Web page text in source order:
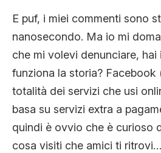
E puf, i miei commenti sono
nanosecondo. Ma io mi
che mi volevi denunciare,
funziona la storia? Facebook
totalità dei servizi che usi
basa su servizi extra a
quindi è ovvio che è curioso
cosa visiti che amici ti